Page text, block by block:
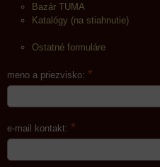
Bazár TUMA
Katalógy (na stiahnutie)
Ostatné formuláre
meno a priezvisko: *
e-mail kontakt: *